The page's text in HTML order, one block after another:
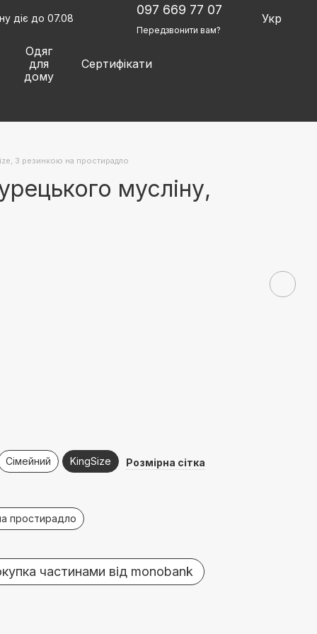
діє до 07.08
097 669 77 07
Передзвонити вам?
Укр
Одяг
для
дому
Сертифікати
З резинкою на простирадло
мусліну,
Сімейний KingSize Розмірна сітка
простирадло
частинами від monobank